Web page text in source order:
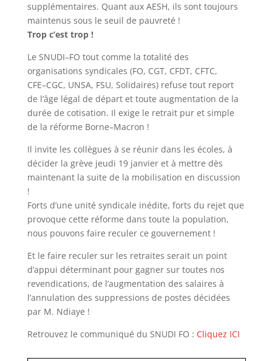
supplémentaires. Quant aux AESH, ils sont toujours
maintenus sous le seuil de pauvreté !
Trop c’est trop !
Le SNUDI–FO tout comme la totalité des
organisations syndicales (FO, CGT, CFDT, CFTC,
CFE–CGC, UNSA, FSU, Solidaires) refuse tout report
de l’âge légal de départ et toute augmentation de la
durée de cotisation. Il exige le retrait pur et simple
de la réforme Borne–Macron !
Il invite les collègues à se réunir dans les écoles, à
décider la grève jeudi 19 janvier et à mettre dès
maintenant la suite de la mobilisation en discussion
!
Forts d’une unité syndicale inédite, forts du rejet que
provoque cette réforme dans toute la population,
nous pouvons faire reculer ce gouvernement !
Et le faire reculer sur les retraites serait un point
d’appui déterminant pour gagner sur toutes nos
revendications, de l’augmentation des salaires à
l’annulation des suppressions de postes décidées
par M. Ndiaye !
Retrouvez le communiqué du SNUDI FO : Cliquez ICI